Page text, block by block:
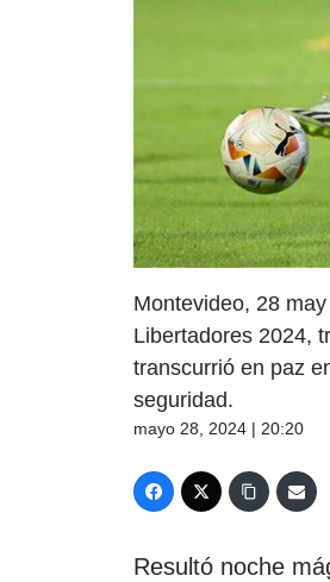
Montevideo, 28
Libertadores 2024,
transcurrió en paz
seguridad.
mayo 28, 2024 | 20:20
Resultó noche